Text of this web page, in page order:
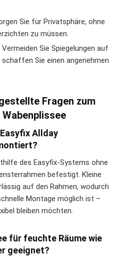
Sie für Privatsphäre, ohne
zu müssen.
Vermeiden Sie Spiegelungen auf
Sie einen angenehmen
Fragen zum
Allday
des Easyfix-Systems ohne
befestigt. Kleine
auf den Rahmen, wodurch
Montage möglich ist –
bleiben möchten.
für feuchte Räume wie
geeignet?